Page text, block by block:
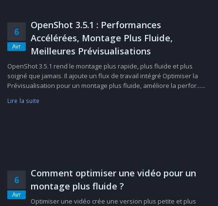
6
Avr
OpenShot 3.5.1 : Performances
Accélérées, Montage Plus Fluide,
Meilleures Prévisualisations
OpenShot 3.5.1 rend le montage plus rapide, plus fluide et plus
soigné que jamais. Il ajoute un flux de travail intégré Optimiser la
Prévisualisation pour un montage plus fluide, améliore la perfor......
Lire la suite
6
Avr
Comment optimiser une vidéo pour un
montage plus fluide ?
Optimiser une vidéo crée une version plus petite et plus